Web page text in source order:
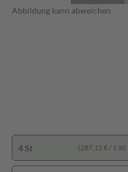
Abbildung kann abweichen
4 St (287,12 € / 1 St)